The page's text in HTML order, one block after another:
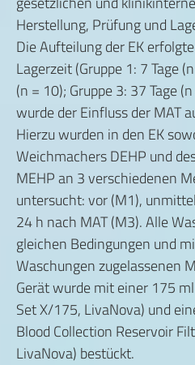
Herstellung, Prüfung und
Die Aufteilung der EK
Lagerzeit (Gruppe 1: 7 Tage
(n = 10); Gruppe 3: 37 Tage
wurde der Einfluss der MAT
Hierzu wurden in den EK
Weichmachers DEHP und
MEHP an 3 verschiedenen
untersucht: vor (M1),
24 h nach MAT (M3). Alle
gleichen Bedingungen und
Waschungen zugelassenen
Gerät wurde mit einer 175
Set X/175, LivaNova) und
Blood Collection Reservoir
LivaNova) bestückt.